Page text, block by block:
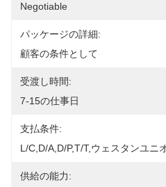
Negotiable
パッケージの詳細:
顧客の条件として
受渡し時間:
7-15の仕事日
支払条件:
L/C,D/A,D/P,T/T,ウェスタンユニ
供給の能力: